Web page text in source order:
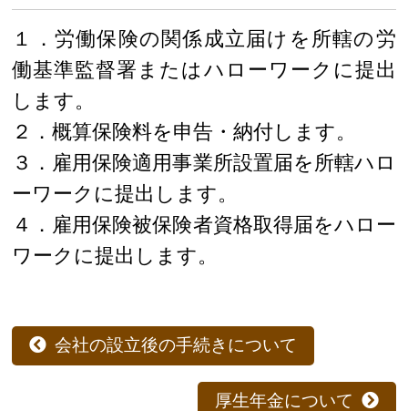
１．労働保険の関係成立届けを所轄の労
働基準監督署またはハローワークに提出
します。
２．概算保険料を申告・納付します。
３．雇用保険適用事業所設置届を所轄ハロ
ーワークに提出します。
４．雇用保険被保険者資格取得届をハロー
ワークに提出します。
会社の設立後の手続きについて
厚生年金について